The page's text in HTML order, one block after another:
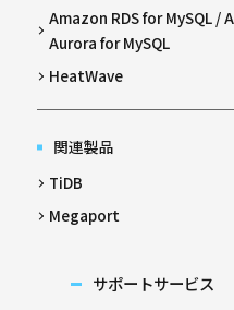
Amazon RDS for MySQL /
Aurora for MySQL
HeatWave
関連製品
TiDB
Megaport
サポートサービス